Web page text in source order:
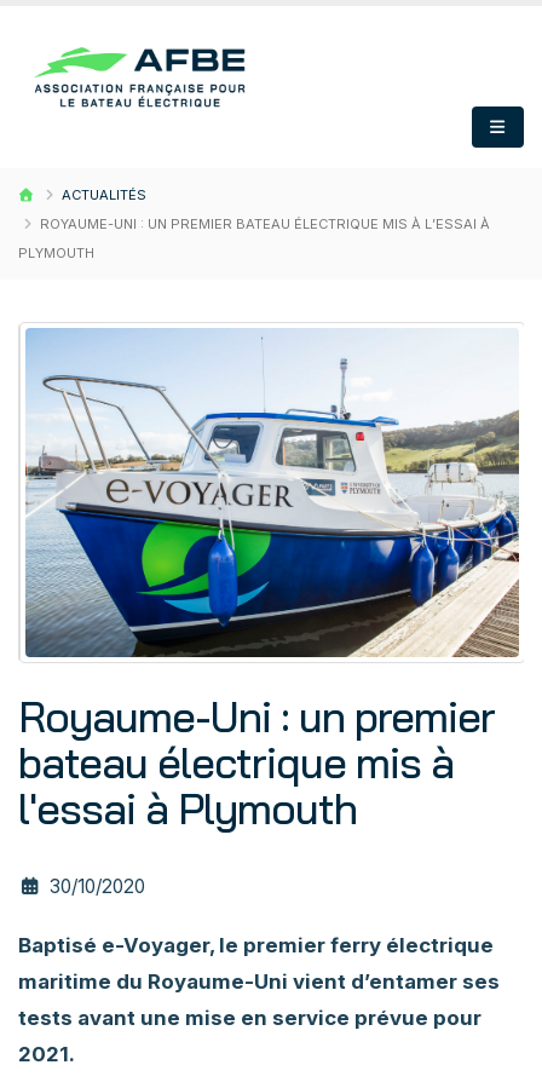
ACTUALITÉS
ROYAUME-UNI : UN PREMIER BATEAU ÉLECTRIQUE MIS À L’ESSAI À
PLYMOUTH
Royaume-Uni : un premier
bateau électrique mis à
l'essai à Plymouth
30/10/2020
Baptisé e-Voyager, le premier ferry électrique
maritime du Royaume-Uni vient d’entamer ses
tests avant une mise en service prévue pour
2021.